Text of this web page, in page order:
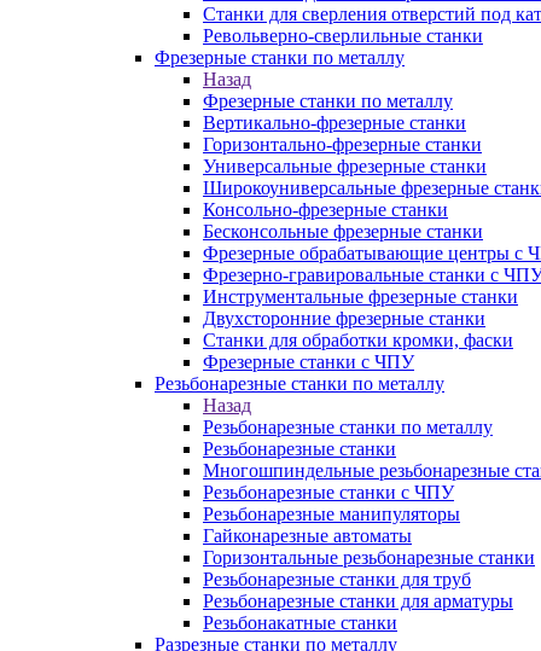
Станки для сверления отверстий под
Револьверно-сверлильные станки
Фрезерные станки по металлу
Назад
Фрезерные станки по металлу
Вертикально-фрезерные станки
Горизонтально-фрезерные станки
Универсальные фрезерные станки
Широкоуниверсальные фрезерные
Консольно-фрезерные станки
Бесконсольные фрезерные станки
Фрезерные обрабатывающие центры с
Фрезерно-гравировальные станки с
Инструментальные фрезерные станки
Двухсторонние фрезерные станки
Станки для обработки кромки, фаски
Фрезерные станки с ЧПУ
Резьбонарезные станки по металлу
Назад
Резьбонарезные станки по металлу
Резьбонарезные станки
Многошпиндельные резьбонарезные
Резьбонарезные станки с ЧПУ
Резьбонарезные манипуляторы
Гайконарезные автоматы
Горизонтальные резьбонарезные станки
Резьбонарезные станки для труб
Резьбонарезные станки для арматуры
Резьбонакатные станки
Разрезные станки по металлу